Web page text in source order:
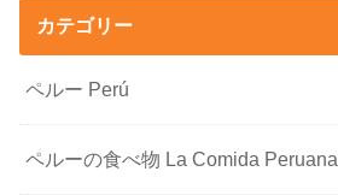
カテゴリー
ペルー Perú
ペルーの食べ物 La Comida Peruana